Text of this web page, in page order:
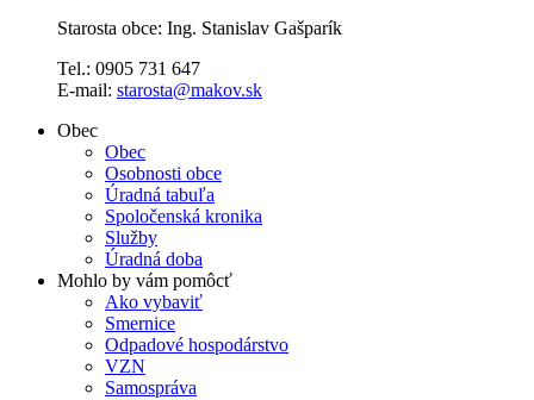
Starosta obce: Ing. Stanislav Gašparík
Tel.: 0905 731 647
E-mail: starosta@makov.sk
Obec
Obec
Osobnosti obce
Úradná tabuľa
Spoločenská kronika
Služby
Úradná doba
Mohlo by vám pomôcť
Ako vybaviť
Smernice
Odpadové hospodárstvo
VZN
Samospráva